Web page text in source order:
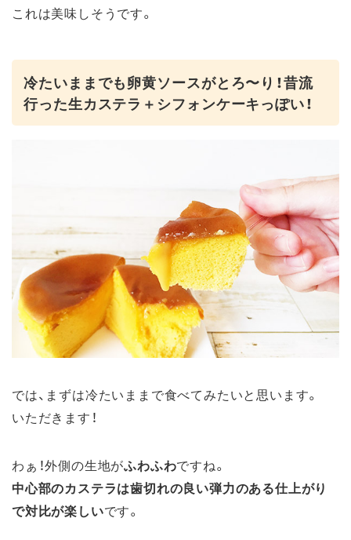
これは美味しそうです。
冷たいままでも卵黄ソースがとろ〜り！昔流
行った生カステラ＋シフォンケーキっぽい！
では、まずは冷たいままで食べてみたいと思います。
いただきます！
わぁ！外側の生地がふわふわですね。
中心部のカステラは歯切れの良い弾力のある仕上がり
で対比が楽しいです。